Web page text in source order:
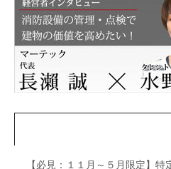
【必見：１１月～５月限定】